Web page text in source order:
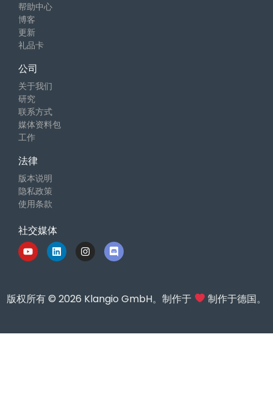
帮助中心
博客
更新
礼品卡
公司
关于我们
研究
联系方式
媒体资料包
工作
法律
版本说明
隐私政策
使用条款
社交媒体
版权所有 © 2026 Klangio GmbH。制作于 制作于德国。